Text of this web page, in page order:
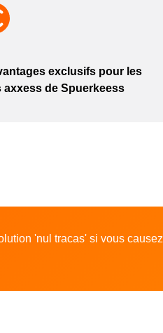
exclusifs pour les
axxess de Spuerkeess
'nul tracas' si vous causez